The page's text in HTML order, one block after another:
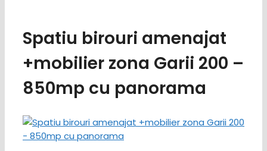
Spatiu birouri amenajat
+mobilier zona Garii 200 –
850mp cu panorama